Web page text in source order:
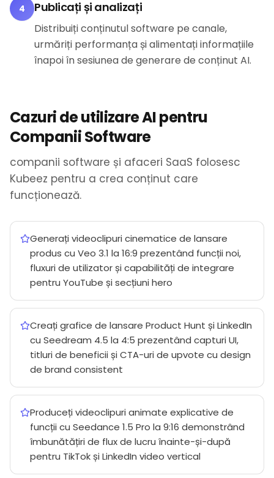
4 Publicați și analizați
Distribuiți conținutul software pe canale,
urmăriți performanța și alimentați informațiile
înapoi în sesiunea de generare de conținut AI.
Cazuri de utilizare AI pentru
Companii Software
companii software și afaceri SaaS folosesc
Kubeez pentru a crea conținut care
funcționează.
Generați videoclipuri cinematice de lansare
produs cu Veo 3.1 la 16:9 prezentând funcții noi,
fluxuri de utilizator și capabilități de integrare
pentru YouTube și secțiuni hero
Creați grafice de lansare Product Hunt și LinkedIn
cu Seedream 4.5 la 4:5 prezentând capturi UI,
titluri de beneficii și CTA-uri de upvote cu design
de brand consistent
Produceți videoclipuri animate explicative de
funcții cu Seedance 1.5 Pro la 9:16 demonstrând
îmbunătățiri de flux de lucru înainte-și-după
pentru TikTok și LinkedIn video vertical